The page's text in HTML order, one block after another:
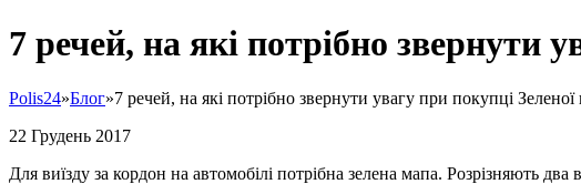
7 речей, на які потрібно звернути
Polis24»Блог»7 речей, на які потрібно звернути увагу при покупці Зеленої
22 Грудень 2017
Для виїзду за кордон на автомобілі потрібна зелена мапа. Розрізняють